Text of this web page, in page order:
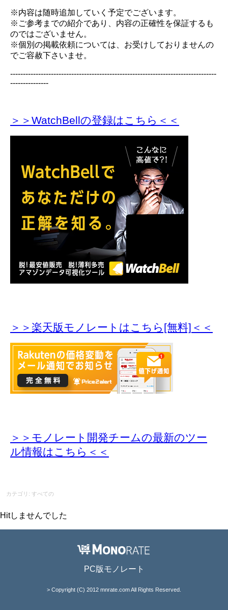
※内容は随時追加していく予定でございます。
※ご参考までの紹介であり、内容の正確性を保証するも
のではございません。
※個別の掲載依頼については、お受けしておりませんの
でご容赦下さいませ。
---------------------------------------------------------------------------------
---------------
＞＞WatchBellの登録はこちら＜＜
＞＞楽天版モノレートはこちら[無料]＜＜
＞＞モノレート開発チームの最新のツー
ル情報はこちら＜＜
カテゴリ: すべての
Hitしませんでした
PC版モノレート
> Copyright (C) 2012 mnrate.com All Rights Reserved.